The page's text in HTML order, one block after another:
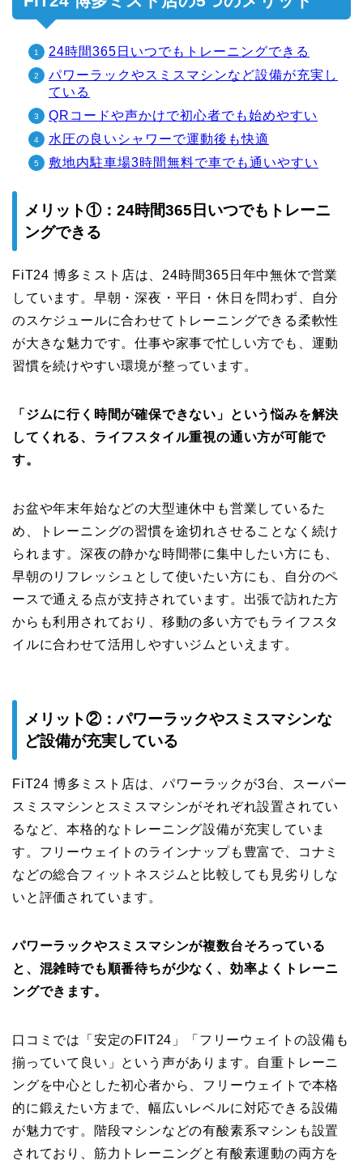
24時間365日いつでもトレーニングできる
パワーラックやスミスマシンなど設備が充実し
ている
QRコードや声かけで初心者でも始めやすい
水圧の良いシャワーで運動後も快適
敷地内駐車場3時間無料で車でも通いやすい
メリット①：24時間365日いつでもトレーニ
ングできる
FiT24 博多ミスト店は、24時間365日年中無休で営業
しています。早朝・深夜・平日・休日を問わず、自分
のスケジュールに合わせてトレーニングできる柔軟性
が大きな魅力です。仕事や家事で忙しい方でも、運動
習慣を続けやすい環境が整っています。
「ジムに行く時間が確保できない」という悩みを解決
してくれる、ライフスタイル重視の通い方が可能で
す。
お盆や年末年始などの大型連休中も営業しているた
め、トレーニングの習慣を途切れさせることなく続け
られます。深夜の静かな時間帯に集中したい方にも、
早朝のリフレッシュとして使いたい方にも、自分のペ
ースで通える点が支持されています。出張で訪れた方
からも利用されており、移動の多い方でもライフスタ
イルに合わせて活用しやすいジムといえます。
メリット②：パワーラックやスミスマシンな
ど設備が充実している
FiT24 博多ミスト店は、パワーラックが3台、スーパー
スミスマシンとスミスマシンがそれぞれ設置されてい
るなど、本格的なトレーニング設備が充実していま
す。フリーウェイトのラインナップも豊富で、コナミ
などの総合フィットネスジムと比較しても見劣りしな
いと評価されています。
パワーラックやスミスマシンが複数台そろっている
と、混雑時でも順番待ちが少なく、効率よくトレーニ
ングできます。
口コミでは「安定のFIT24」「フリーウェイトの設備も
揃っていて良い」という声があります。自重トレーニ
ングを中心とした初心者から、フリーウェイトで本格
的に鍛えたい方まで、幅広いレベルに対応できる設備
が魅力です。階段マシンなどの有酸素系マシンも設置
されており、筋力トレーニングと有酸素運動の両方を